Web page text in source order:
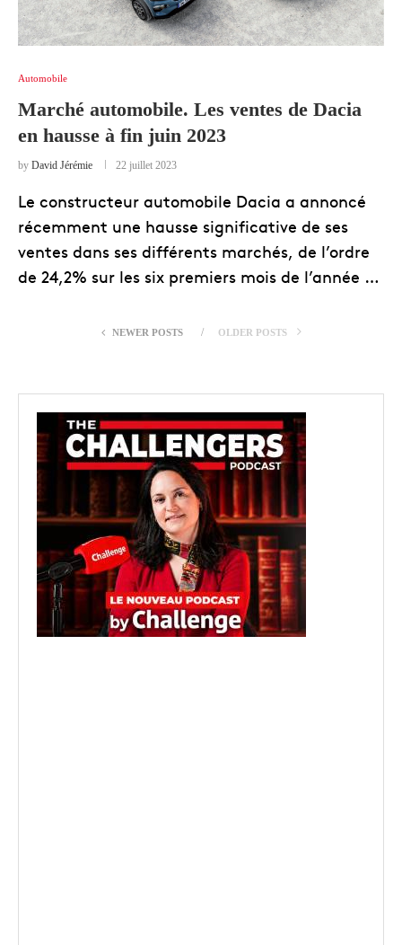
Automobile
Marché automobile. Les ventes de Dacia
en hausse à fin juin 2023
by David Jérémie 22 juillet 2023
Le constructeur automobile Dacia a annoncé
récemment une hausse significative de ses
ventes dans ses différents marchés, de l’ordre
de 24,2% sur les six premiers mois de l’année …
NEWER POSTS OLDER POSTS